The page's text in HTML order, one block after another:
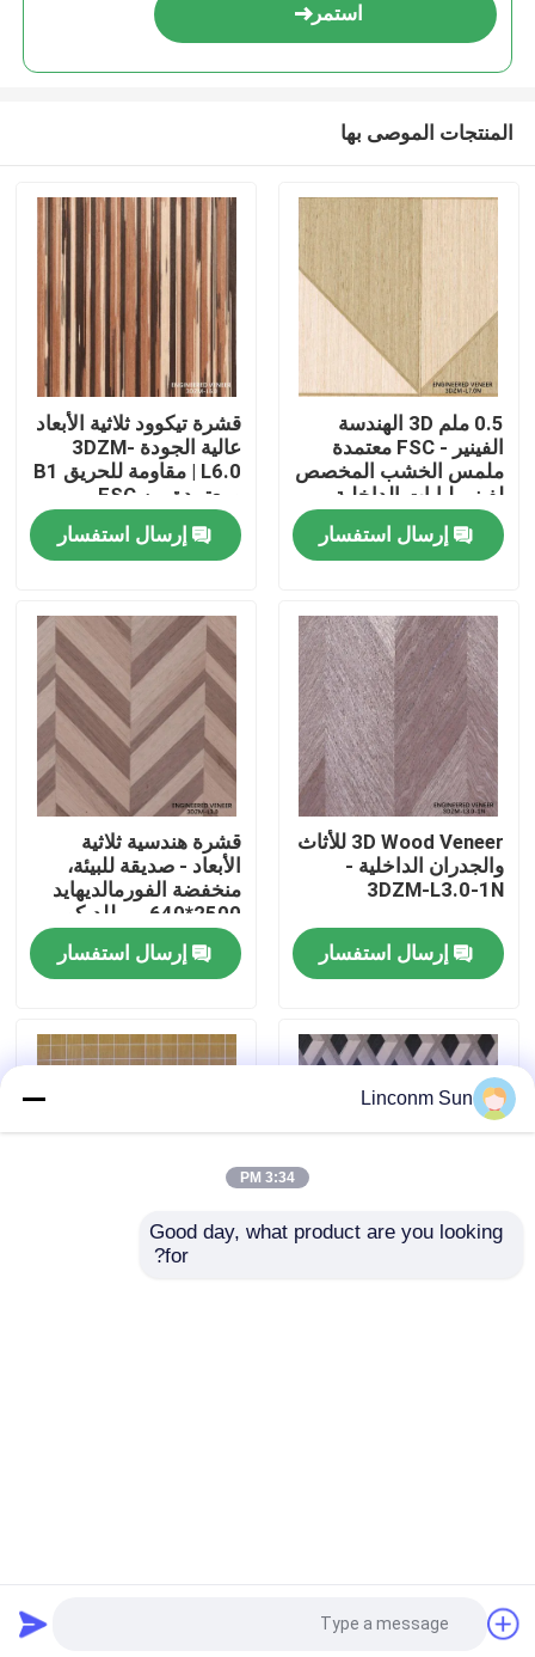
المنزل
المنتجات
جولة في المصنع
مراقبة الجودة
اتصل بنا
أخبار
القضايا
اطلب اقتباس
قشرة الخشب الطبيعي
استمر
المنتجات الموصى بها
0.5 ملم 3D الهندسة
الفينير - FSC معتمدة
ملمس الخشب المخصص
لفينير لبابات الداخلية
3DZM-L7.0N
إرسال استفسار
قشرة تيكوود ثلاثية الأبعاد
عالية الجودة 3DZM-
L6.0 | مقاومة للحريق B1
متوفرة بمقاسات
مخصصةإرسال استفسار
3D Wood Veneer للأثاث
والجدران الداخلية -
3DZM-L3.0-1N
إرسال استفسار
قشرة هندسية ثلاثية
الأبعاد - صديقة للبيئة،
منخفضة الفورمالديهايد
2500*640 مم للديكور
الداخلي 3DZM-L3.0
إرسال استفسار
3D المهندسة المورد
2026 Guangdong Great Forest New Decoration
Linconm Sun
3:34 PM
Good day, what product are you looking
for?